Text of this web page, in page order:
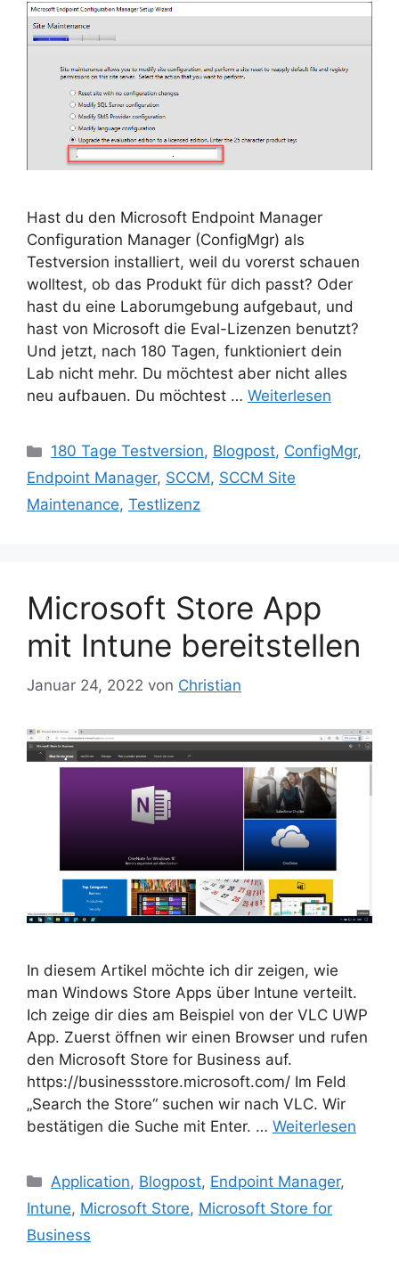
Hast du den Microsoft Endpoint Manager
Configuration Manager (ConfigMgr) als
Testversion installiert, weil du vorerst schauen
wolltest, ob das Produkt für dich passt? Oder
hast du eine Laborumgebung aufgebaut, und
hast von Microsoft die Eval-Lizenzen benutzt?
Und jetzt, nach 180 Tagen, funktioniert dein
Lab nicht mehr. Du möchtest aber nicht alles
neu aufbauen. Du möchtest … Weiterlesen
Kategorien
180 Tage Testversion, Blogpost, ConfigMgr,
Endpoint Manager, SCCM, SCCM Site
Maintenance, Testlizenz
Microsoft Store App
mit Intune bereitstellen
Januar 24, 2022 von Christian
In diesem Artikel möchte ich dir zeigen, wie
man Windows Store Apps über Intune verteilt.
Ich zeige dir dies am Beispiel von der VLC UWP
App. Zuerst öffnen wir einen Browser und rufen
den Microsoft Store for Business auf.
https://businessstore.microsoft.com/ Im Feld
„Search the Store“ suchen wir nach VLC. Wir
bestätigen die Suche mit Enter. … Weiterlesen
Kategorien
Application, Blogpost, Endpoint Manager,
Intune, Microsoft Store, Microsoft Store for
Business